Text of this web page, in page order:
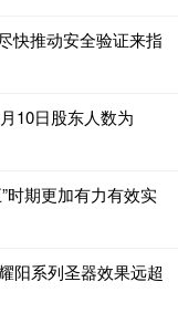
快推动安全验证来指
10日股东人数为
时期更加有力有效实
阳系列圣器效果远超